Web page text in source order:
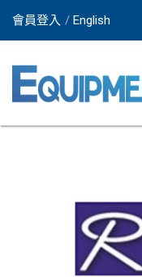
會員登入 English